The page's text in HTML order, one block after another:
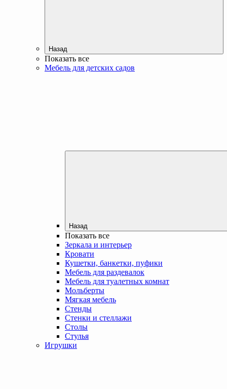
Назад
Показать все
Мебель для детских садов
Назад
Показать все
Зеркала и интерьер
Кровати
Кушетки, банкетки, пуфики
Мебель для раздевалок
Мебель для туалетных комнат
Мольберты
Мягкая мебель
Стенды
Стенки и стеллажи
Столы
Стулья
Игрушки